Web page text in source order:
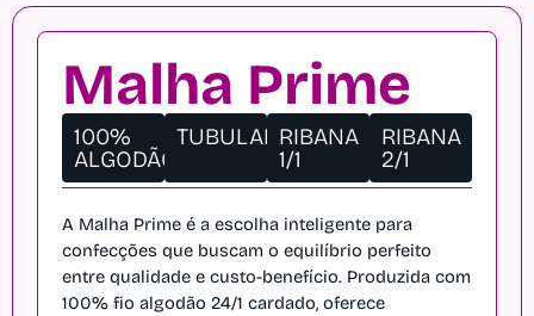
Malha Prime
100%
ALGODÃO
TUBULAR RIBANA
1/1
RIBANA
2/1
A Malha Prime é a escolha inteligente para
confecções que buscam o equilíbrio perfeito
entre qualidade e custo-benefício. Produzida com
100% fio algodão 24/1 cardado, oferece